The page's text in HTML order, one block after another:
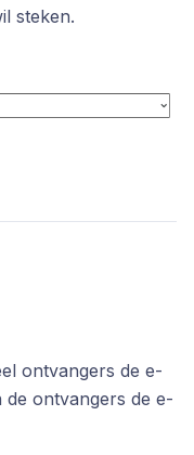
steken.
ontvangers de e-
ontvangers de e-